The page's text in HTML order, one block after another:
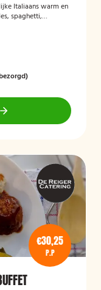
Italiaans warm en
spaghetti,
€30,25
P.P